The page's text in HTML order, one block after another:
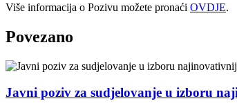
Više informacija o Pozivu možete pronaći OVDJE.
Povezano
Javni poziv za sudjelovanje u izboru